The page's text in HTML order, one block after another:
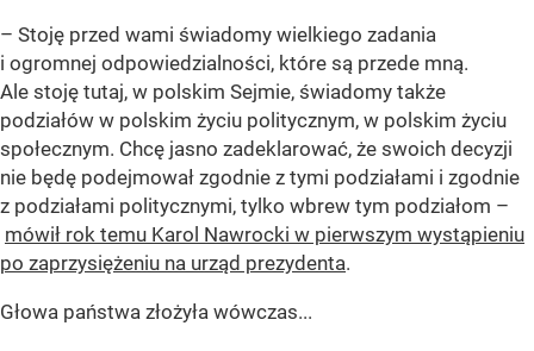
– Stoję przed wami świadomy wielkiego zadania
i ogromnej odpowiedzialności, które są przede mną.
Ale stoję tutaj, w polskim Sejmie, świadomy także
podziałów w polskim życiu politycznym, w polskim życiu
społecznym. Chcę jasno zadeklarować, że swoich decyzji
nie będę podejmował zgodnie z tymi podziałami i zgodnie
z podziałami politycznymi, tylko wbrew tym podziałom –
mówił rok temu Karol Nawrocki w pierwszym wystąpieniu
po zaprzysiężeniu na urząd prezydenta.
Głowa państwa złożyła wówczas...